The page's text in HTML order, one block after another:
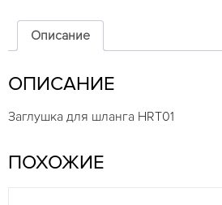
для
шланга
HRT01
Описание
ОПИСАНИЕ
Заглушка для шланга HRT01
ПОХОЖИЕ